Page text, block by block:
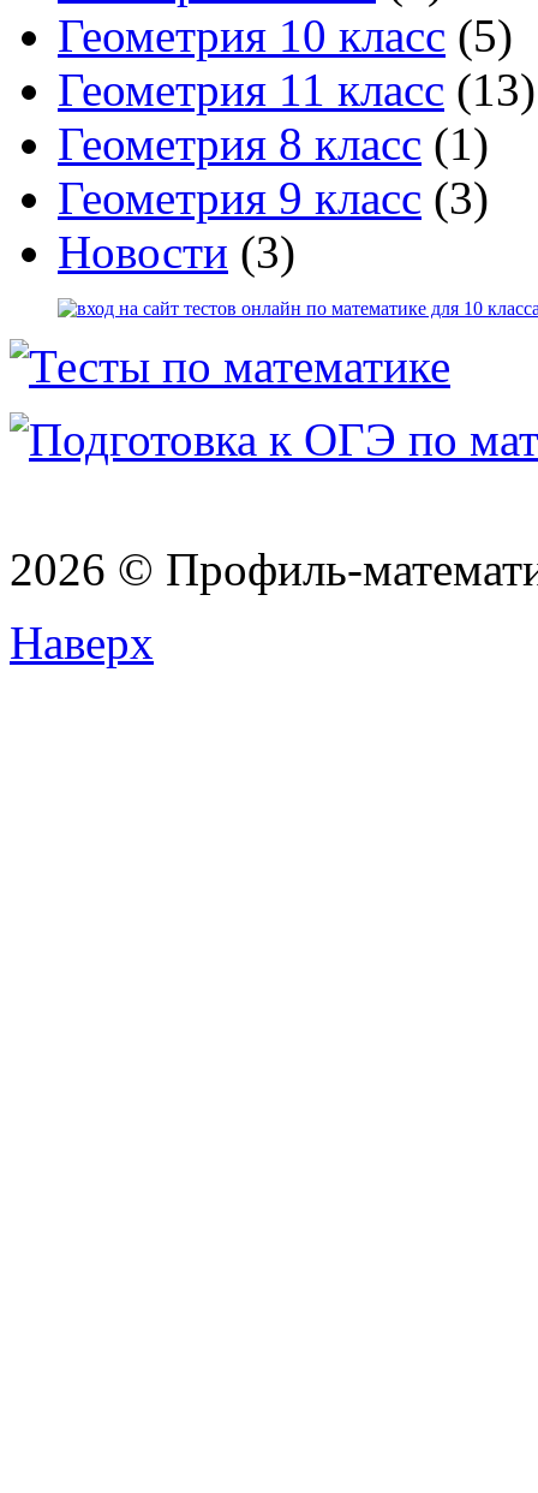
Геометрия 10 класс (5)
Геометрия 11 класс (13)
Геометрия 8 класс (1)
Геометрия 9 класс (3)
Новости (3)
2026 © Профиль-
Наверх